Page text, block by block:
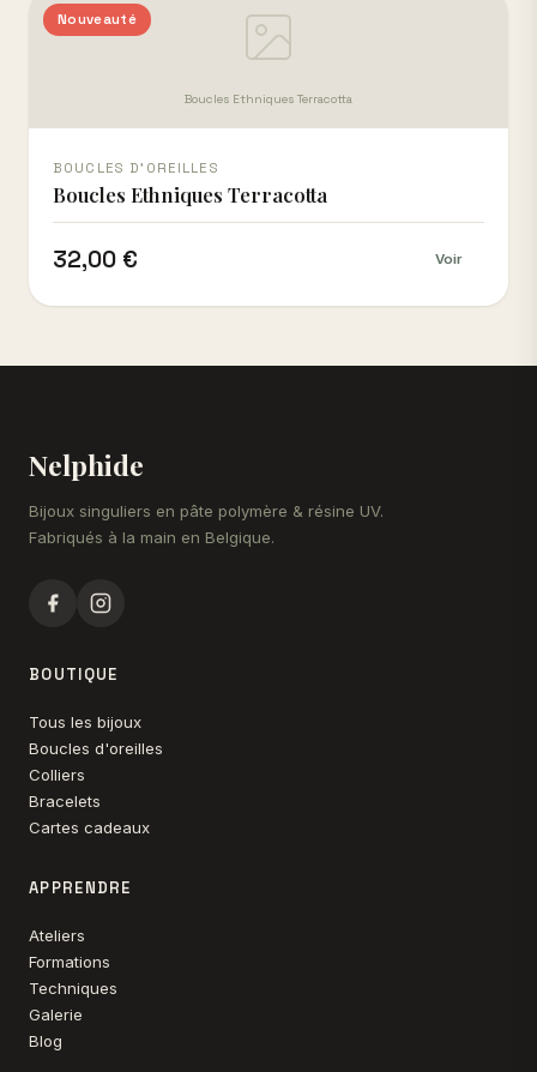
Boucles Ethniques Terracotta
Nouveauté
BOUCLES D'OREILLES
Boucles Ethniques Terracotta
32,00 € Voir
Nelphide
Bijoux singuliers en pâte polymère & résine UV.
Fabriqués à la main en Belgique.
BOUTIQUE
Tous les bijoux
Boucles d'oreilles
Colliers
Bracelets
Cartes cadeaux
APPRENDRE
Ateliers
Formations
Techniques
Galerie
Blog